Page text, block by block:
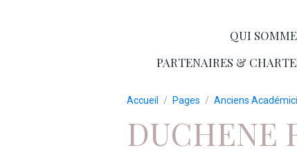
QUI
PARTENAIRES &
Accueil Pages Anciens
DUCHENE